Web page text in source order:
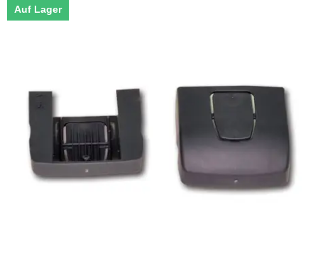
Auf Lager